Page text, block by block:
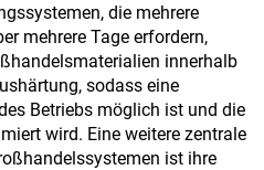
die mehrere
mehrere Tage erfordern,
innerhalb
sodass eine
Betriebs möglich ist und die
wird. Eine weitere zentrale
ist ihre